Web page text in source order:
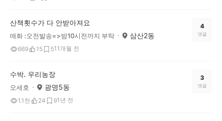
산책횟수가 다 안받아져요
매화 :오전발송=>밤10시전까지 부탁 삼산2동
669 15 511개월 전
4
댓글
수박. 우리농장
오세호 광명5동
1.1천 24 91년 전
3
댓글